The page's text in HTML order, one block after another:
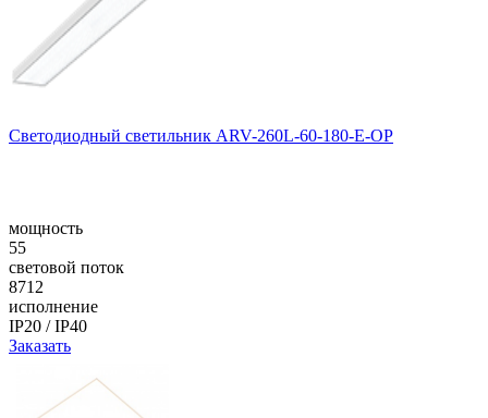
Светодиодный светильник ARV-260L-60-180-E-OP
мощность
55
световой поток
8712
исполнение
IP20 / IP40
Заказать